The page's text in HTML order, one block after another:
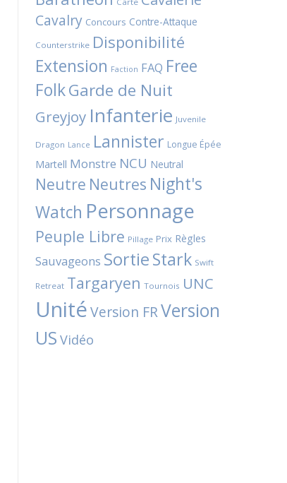
Cavalry Concours Contre-Attaque
Counterstrike Disponibilité
Extension Faction FAQ Free
FolkGarde de Nuit
Greyjoy Infanterie Juvenile
Dragon Lance Lannister Longue Épée
Martell Monstre NCU Neutral
Neutre Neutres Night's
Watch Personnage
Peuple Libre Pillage Prix Règles
Sauvageons SortieStark Swift
Retreat Targaryen Tournois UNC
UnitéVersion FRVersion
US Vidéo